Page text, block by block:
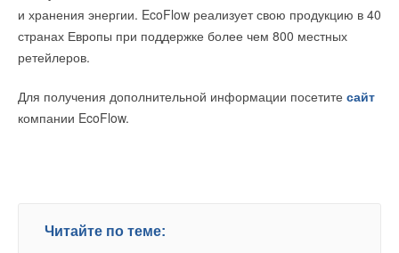
и хранения энергии. EcoFlow реализует свою продукцию в 40
странах Европы при поддержке более чем 800 местных
ретейлеров.
Для получения дополнительной информации посетите сайт
компании EcoFlow.
Читайте по теме:
ветрогенераторов от аварий
НОВОСТИ СОК 6 АВГУСТА 2026
→
Гибридный тепловой насос PV/T с одним общим
НОВОСТИ СОК 5 АВГУСТА 2026
НОВОСТИ СОК 28 ИЮЛЯ 2026
→
Коалиция из 19 штатов и Нью-Йорка подала в суд на
НОВОСТИ СОК 22 ИЮЛЯ 2026
энергетической независимости предприятий.
Инновационные решения и импортозамещение
в отрасли»
«Актуальные вопросы теплоснабжения. Повышение
теплоснабжения»